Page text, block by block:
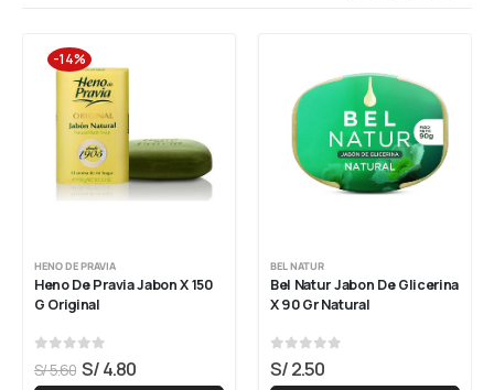
-14%
HENO DE PRAVIA
Heno De Pravia Jabon X 150
G Original
out of 5
S/5.60 S/4.80
BEL NATUR
Bel Natur Jabon De Glicerina
X 90 Gr Natural
0 out of 5
S/2.50